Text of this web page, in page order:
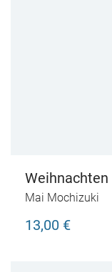
Mai Mochizuki
13,00 €